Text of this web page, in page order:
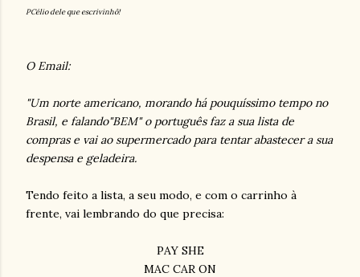
PCélio dele que escrivinhô!
O Email:
"Um norte americano, morando há pouquíssimo tempo no
Brasil, e falando"BEM" o português faz a sua lista de
compras e vai ao supermercado para tentar abastecer a sua
despensa e geladeira.
Tendo feito a lista, a seu modo, e com o carrinho à
frente, vai lembrando do que precisa:
PAY SHE
MAC CAR ON